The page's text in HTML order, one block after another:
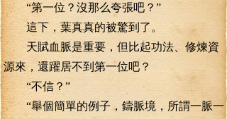
“第一位？沒那么夸張吧？”
這下，葉真真的被驚到了。
天賦血脈是重要，但比起功法、修煉資
源來，還躍居不到第一位吧？
“不信？”
“舉個簡單的例子，鑄脈境，所謂一脈一